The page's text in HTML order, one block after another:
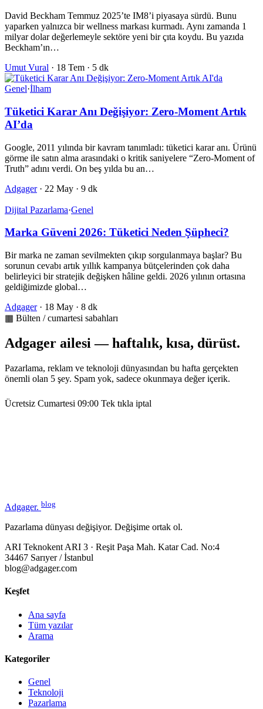
David Beckham Temmuz 2025’te IM8’i piyasaya sürdü. Bunu
yaparken yalnızca bir wellness markası kurmadı. Aynı zamanda 1
milyar dolar değerlemeyle sektöre yeni bir çıta koydu. Bu yazıda
Beckham’ın…
Umut Vural · 18 Tem · 5 dk
Genel·İlham
Tüketici Karar Anı Değişiyor: Zero-Moment Artık
AI’da
Google, 2011 yılında bir kavram tanımladı: tüketici karar anı. Ürünü
görme ile satın alma arasındaki o kritik saniyelere “Zero-Moment of
Truth” adını verdi. On beş yılda bu an…
Adgager · 22 May · 9 dk
Dijital Pazarlama·Genel
Marka Güveni 2026: Tüketici Neden Şüpheci?
Bir marka ne zaman sevilmekten çıkıp sorgulanmaya başlar? Bu
sorunun cevabı artık yıllık kampanya bütçelerinden çok daha
belirleyici bir stratejik değişken hâline geldi. 2026 yılının ortasına
geldiğimizde global…
Adgager · 18 May · 8 dk
▦ Bülten / cumartesi sabahları
Adgager ailesi — haftalık, kısa, dürüst.
Pazarlama, reklam ve teknoloji dünyasından bu hafta gerçekten
önemli olan 5 şey. Spam yok, sadece okunmaya değer içerik.
Ücretsiz Cumartesi 09:00 Tek tıkla iptal
Adgager. blog
Pazarlama dünyası değişiyor. Değişime ortak ol.
ARI Teknokent ARI 3 · Reşit Paşa Mah. Katar Cad. No:4
34467 Sarıyer / İstanbul
blog@adgager.com
Keşfet
Ana sayfa
Tüm yazılar
Arama
Kategoriler
Genel
Teknoloji
Pazarlama